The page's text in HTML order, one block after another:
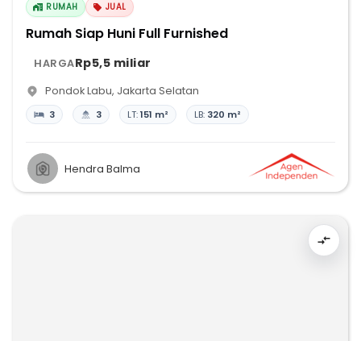
RUMAH JUAL
Rumah Siap Huni Full Furnished
HARGARp5,5 miliar
Pondok Labu, Jakarta Selatan
3 3 LT:151 m² LB: 320 m²
Hendra Balma